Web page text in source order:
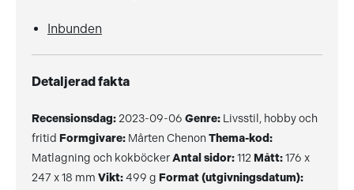
Inbunden
Detaljerad fakta
Recensionsdag: 2023-09-06 Genre: Livsstil, hobby och
fritid Formgivare: Mårten Chenon Thema-kod:
Matlagning och kokböckerAntal sidor:112 Mått:176 x
247 x 18 mm Vikt:499 g Format (utgivningsdatum):